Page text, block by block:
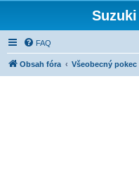
FAQ
Obsah fóra Všeobecný pokec